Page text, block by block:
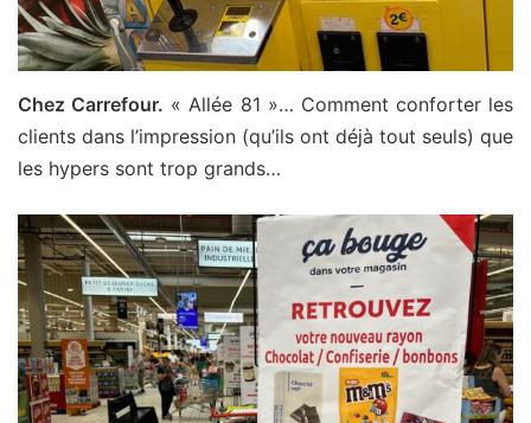
Chez Carrefour. « Allée 81 »… Comment conforter les
clients dans l’impression (qu’ils ont déjà tout seuls) que
les hypers sont trop grands…